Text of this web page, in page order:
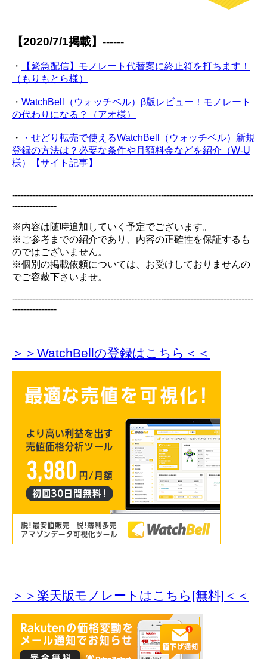
【2020/7/1掲載】------
・
【緊急配信】モノレート代替案に終止符を打ちます！
（もりもとら様）
・ WatchBell（ウォッチベル）β版レビュー！モノレート
の代わりになる？（アオ様）
・
・せどり転売で使えるWatchBell（ウォッチベル）新規
登録の方法は？必要な条件や月額料金などを紹介（W-U
様）【サイト記事】
---------------------------------------------------------------------------------
---------------
※内容は随時追加していく予定でございます。
※ご参考までの紹介であり、内容の正確性を保証するも
のではございません。
※個別の掲載依頼については、お受けしておりませんの
でご容赦下さいませ。
---------------------------------------------------------------------------------
---------------
＞＞WatchBellの登録はこちら＜＜
＞＞楽天版モノレートはこちら[無料]＜＜